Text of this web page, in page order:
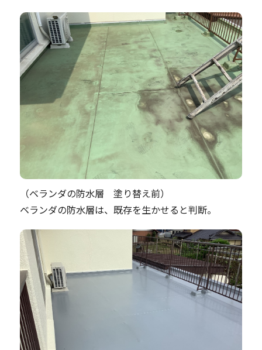
（ベランダの防水層 塗り替え前）
ベランダの防水層は、既存を生かせると判断。